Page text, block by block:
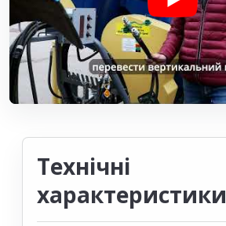
Технічні
характеристики